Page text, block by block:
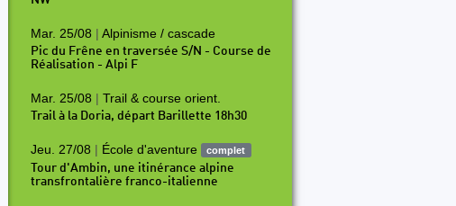
Mar. 25/08 | Alpinisme / cascade
Pic du Frêne en traversée S/N - Course de
Réalisation - Alpi F
Mar. 25/08 | Trail & course orient.
Trail à la Doria, départ Barillette 18h30
Jeu. 27/08 | École d'aventure complet
Tour d'Ambin, une itinérance alpine
transfrontalière franco-italienne